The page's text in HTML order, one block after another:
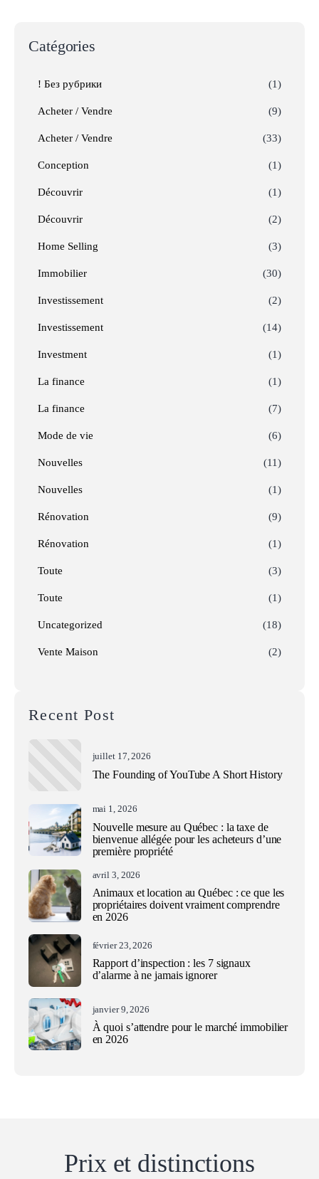
Catégories
! Без рубрики (1)
Acheter / Vendre (9)
Acheter / Vendre (33)
Conception (1)
Découvrir (1)
Découvrir (2)
Home Selling (3)
Immobilier (30)
Investissement (2)
Investissement (14)
Investment (1)
La finance (1)
La finance (7)
Mode de vie (6)
Nouvelles (11)
Nouvelles (1)
Rénovation (9)
Rénovation (1)
Toute (3)
Toute (1)
Uncategorized (18)
Vente Maison (2)
Recent Post
juillet 17, 2026
The Founding of YouTube A Short History
mai 1, 2026
Nouvelle mesure au Québec : la taxe de
bienvenue allégée pour les acheteurs d’une
première propriété
avril 3, 2026
Animaux et location au Québec : ce que les
propriétaires doivent vraiment comprendre
en 2026
février 23, 2026
Rapport d’inspection : les 7 signaux
d’alarme à ne jamais ignorer
janvier 9, 2026
À quoi s’attendre pour le marché immobilier
en 2026
Prix ​​et distinctions